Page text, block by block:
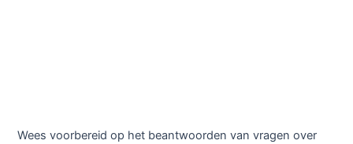
Wees voorbereid op het beantwoorden van vragen over